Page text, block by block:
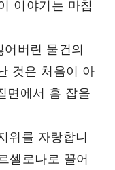
이야기는 마침
버린 물건의
것은 처음이 아
면에서 흠 잡을
위를 자랑합니
셀로나로 끌어